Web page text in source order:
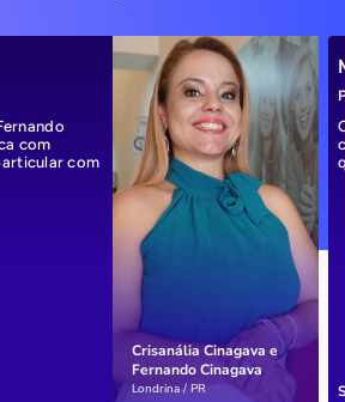
Crisanália Cinagava e
Fernando Cinagava
Londrina / PR
com
com